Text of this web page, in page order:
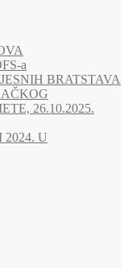
a
BRATSTAVA
26.10.2025.
U